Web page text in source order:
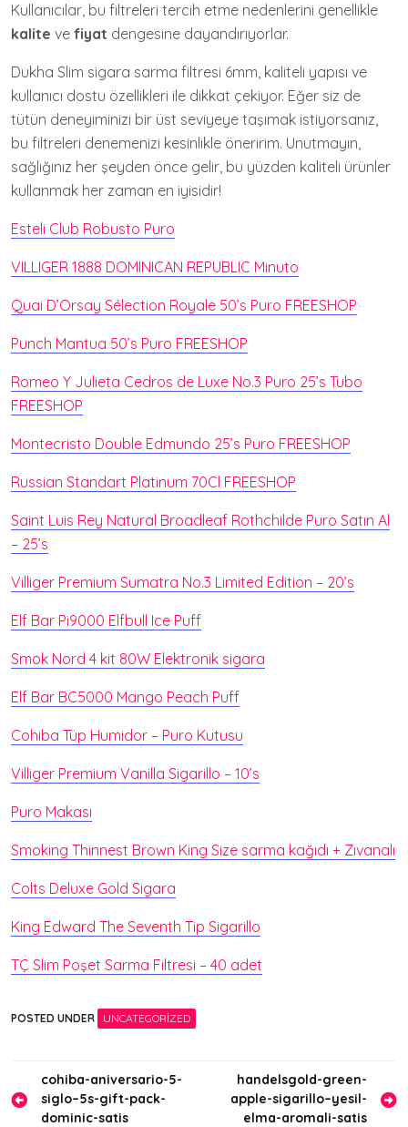
Kullanıcılar, bu filtreleri tercih etme nedenlerini genellikle
kalite ve fiyat dengesine dayandırıyorlar.
Dukha Slim sigara sarma filtresi 6mm, kaliteli yapısı ve
kullanıcı dostu özellikleri ile dikkat çekiyor. Eğer siz de
tütün deneyiminizi bir üst seviyeye taşımak istiyorsanız,
bu filtreleri denemenizi kesinlikle öneririm. Unutmayın,
sağlığınız her şeyden önce gelir, bu yüzden kaliteli ürünler
kullanmak her zaman en iyisidir!
Esteli Club Robusto Puro
VILLIGER 1888 DOMINICAN REPUBLIC Minuto
Quai D’Orsay Sélection Royale 50’s Puro FREESHOP
Punch Mantua 50’s Puro FREESHOP
Romeo Y Julieta Cedros de Luxe No.3 Puro 25’s Tubo
FREESHOP
Montecristo Double Edmundo 25’s Puro FREESHOP
Russian Standart Platinum 70Cl FREESHOP
Saint Luis Rey Natural Broadleaf Rothchilde Puro Satın Al
– 25’s
Villiger Premium Sumatra No.3 Limited Edition – 20’s
Elf Bar Pi9000 Elfbull Ice Puff
Smok Nord 4 kit 80W Elektronik sigara
Elf Bar BC5000 Mango Peach Puff
Cohiba Tüp Humidor – Puro Kutusu
Villiger Premium Vanilla Sigarillo – 10’s
Puro Makası
Smoking Thinnest Brown King Size sarma kağıdı + Zıvanalı
Colts Deluxe Gold Sigara
King Edward The Seventh Tip Sigarillo
TÇ Slim Poşet Sarma Filtresi – 40 adet
POSTED UNDER UNCATEGORIZED
Yazı
gezinmesi
cohiba-aniversario-5-
siglo–5s-gift-pack-
dominic-satis
handelsgold-green-
apple-sigarillo–yesil-
elma-aromali-satis